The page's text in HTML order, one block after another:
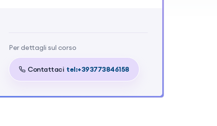
Per dettagli sul corso
Contattaci tel:+393773846158